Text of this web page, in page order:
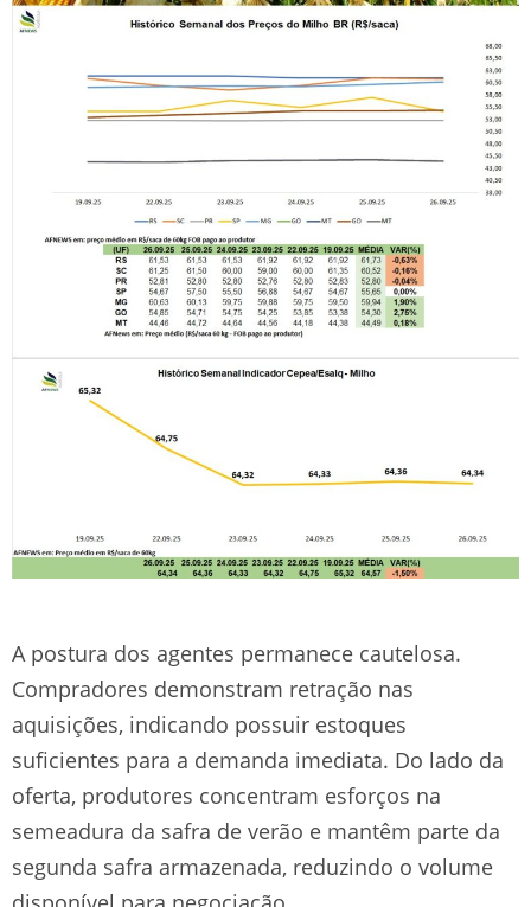
A postura dos agentes permanece cautelosa.
Compradores demonstram retração nas
aquisições, indicando possuir estoques
suficientes para a demanda imediata. Do lado da
oferta, produtores concentram esforços na
semeadura da safra de verão e mantêm parte da
segunda safra armazenada, reduzindo o volume